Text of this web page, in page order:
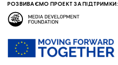
РОЗВИВАЄМО ПРОЕКТ ЗА ПІДТРИМКИ: